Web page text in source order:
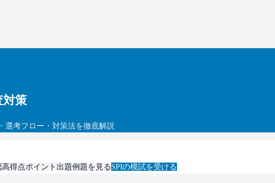
対策
選考フロー・対策法を徹底解説
高得点ポイント 出題例題を見るSPIの模試を受ける